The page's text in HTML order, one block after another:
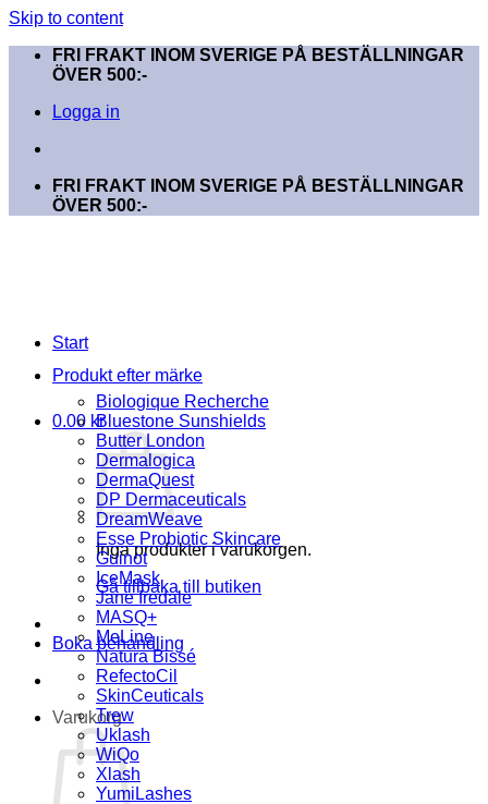
Skip to content
FRI FRAKT INOM SVERIGE PÅ BESTÄLLNINGAR
ÖVER 500:-
Logga in
FRI FRAKT INOM SVERIGE PÅ BESTÄLLNINGAR
ÖVER 500:-
0.00 kr
Inga produkter i varukorgen.
Gå tillbaka till butiken
Boka behandling
Varukorg
Start
Produkt efter märke
Biologique Recherche
Bluestone Sunshields
Butter London
Dermalogica
DermaQuest
DP Dermaceuticals
DreamWeave
Esse Probiotic Skincare
Guinot
IceMask
Jane Iredale
MASQ+
MeLine
Natura Bissé
RefectoCil
SkinCeuticals
Trew
Uklash
WiQo
Xlash
YumiLashes